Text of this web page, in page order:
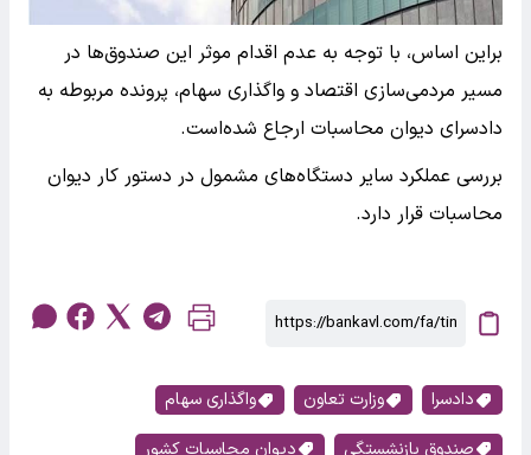
براین اساس، با توجه به عدم اقدام موثر این صندوق‌ها در
مسیر مردمی‌سازی اقتصاد و واگذاری سهام، پرونده مربوطه به
دادسرای دیوان محاسبات ارجاع شده‌است.
بررسی عملکرد سایر دستگاه‌های مشمول در دستور کار دیوان
محاسبات قرار دارد.
دادسرا وزارت تعاون
واگذاری سهام
صندوق بازنشستگی
دیوان محاسبات کشور